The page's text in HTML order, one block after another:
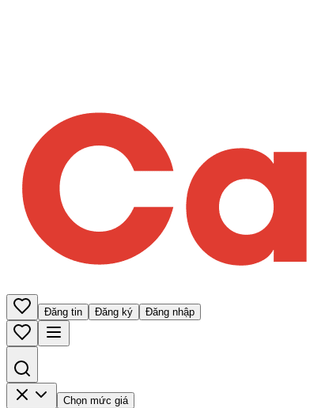
Đăng tin Đăng ký Đăng nhập
Chọn mức giá